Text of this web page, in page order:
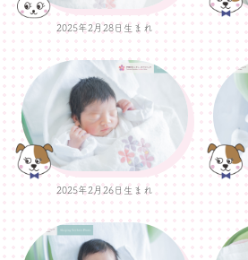
2025年2月28日生まれ
2025年2月26日生まれ